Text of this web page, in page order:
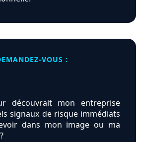
VOUS :
découvrait mon entreprise
signaux de risque immédiats
dans mon image ou ma